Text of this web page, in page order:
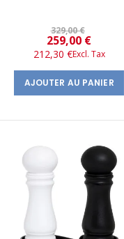
329,00 €
Prix
spécial
259,00 €
212,30 €
AJOUTER AU PANIER